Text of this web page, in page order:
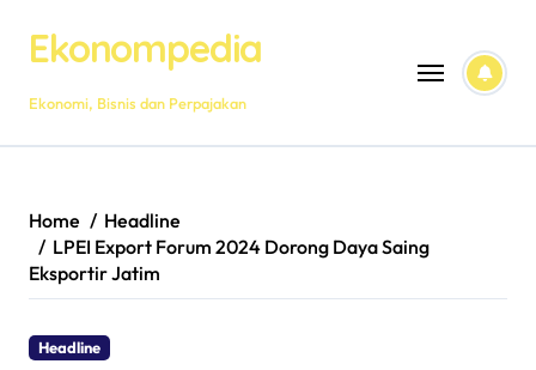
contentEkonompedia
Ekonomi, Bisnis dan Perpajakan
Home
Headline
LPEI Export Forum 2024 Dorong Daya Saing
Eksportir Jatim
Headline